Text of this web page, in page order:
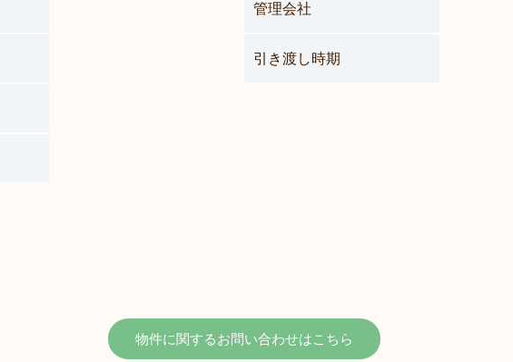
管理会社
引き渡し時期
物件に関するお問い合わせはこちら